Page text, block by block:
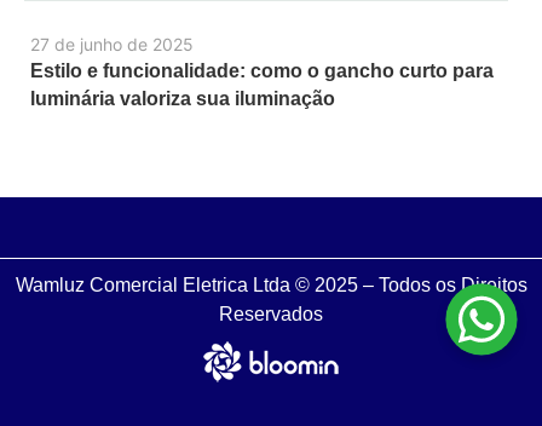
27 de junho de 2025
Estilo e funcionalidade: como o gancho curto para
luminária valoriza sua iluminação
Wamluz Comercial Eletrica Ltda © 2025 – Todos os Direitos
Reservados